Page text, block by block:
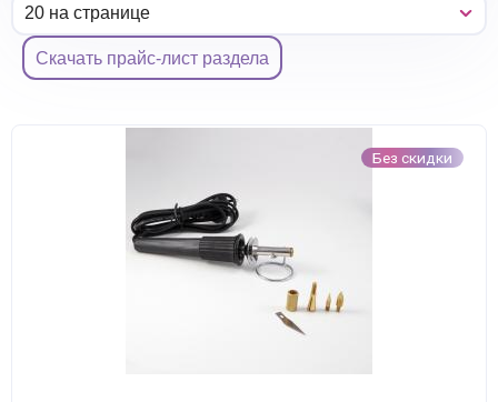
Скачать прайс-лист раздела
Без скидки